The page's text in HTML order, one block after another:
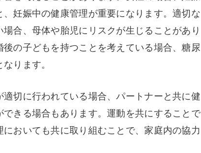
妊娠中の健康管理が重要になります。適切な
合、母体や胎児にリスクが生じることがあり
後の子どもを持つことを考えている場合、糖尿
ります。
切に行われている場合、パートナーと共に健
できる場合もあります。運動を共にすることで
おいても共に取り組むことで、家庭内の協力